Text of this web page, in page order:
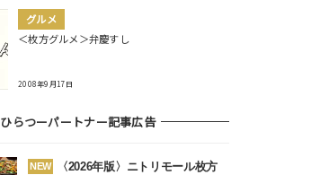
グルメ
＜枚方グルメ＞弁慶すし
2008年9月17日
ひらつーパートナー記事広告
NEW
〈2026年版〉ニトリモール枚方